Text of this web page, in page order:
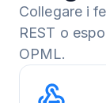
Collegare i
REST o
OPML.